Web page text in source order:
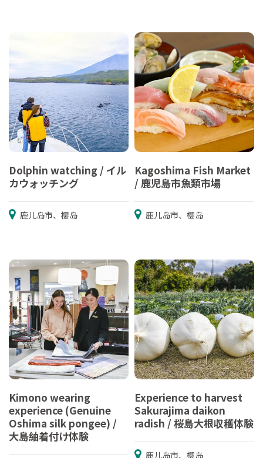
Dolphin watching / イル
カウォッチング
鹿儿岛市、樱岛
Kagoshima Fish Market
/ 鹿児島市魚類市場
鹿儿岛市、樱岛
Kimono wearing
experience (Genuine
Oshima silk pongee) /
大島紬着付け体験
Experience to harvest
Sakurajima daikon
radish / 桜島大根収穫体験
鹿儿岛市、樱岛